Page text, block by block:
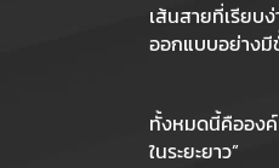
เส้นสายที่เรีย
ออกแบบอย่างมี
ทั้งหมดนี้คือองค์
ในระยะยาว”